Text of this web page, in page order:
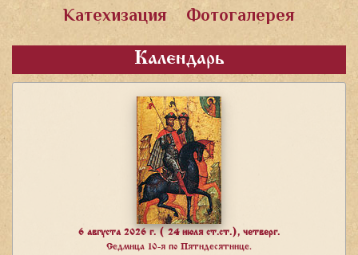
Катехизация
Фотогалерея
Календарь
6 августа 2026 г. ( 24 июля ст.ст.), четверг.
Седмица 10-я по Пятидесятнице.